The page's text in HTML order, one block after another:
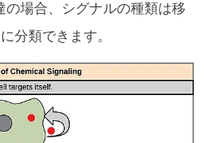
の場合、シグナルの種類は移
分類できます。